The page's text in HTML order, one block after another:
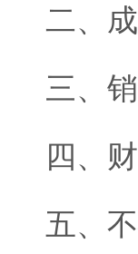
二、
三、
四、
五、